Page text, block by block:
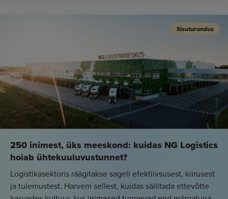
Sisuturundus
250 inimest, üks meeskond: kuidas NG Logistics
hoiab ühtekuuluvustunnet?
Logistikasektoris räägitakse sageli efektiivsusest, kiirusest
ja tulemustest. Harvem sellest, kuidas säilitada ettevõtte